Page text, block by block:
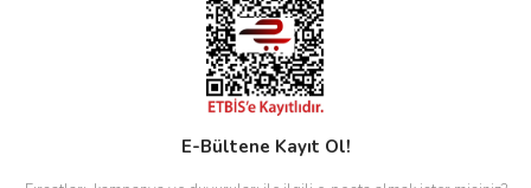
E-Bültene Kayıt Ol!